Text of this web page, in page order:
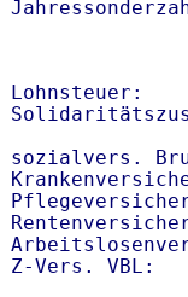
Lohnsteuer:
sozialvers.
Z-Vers.